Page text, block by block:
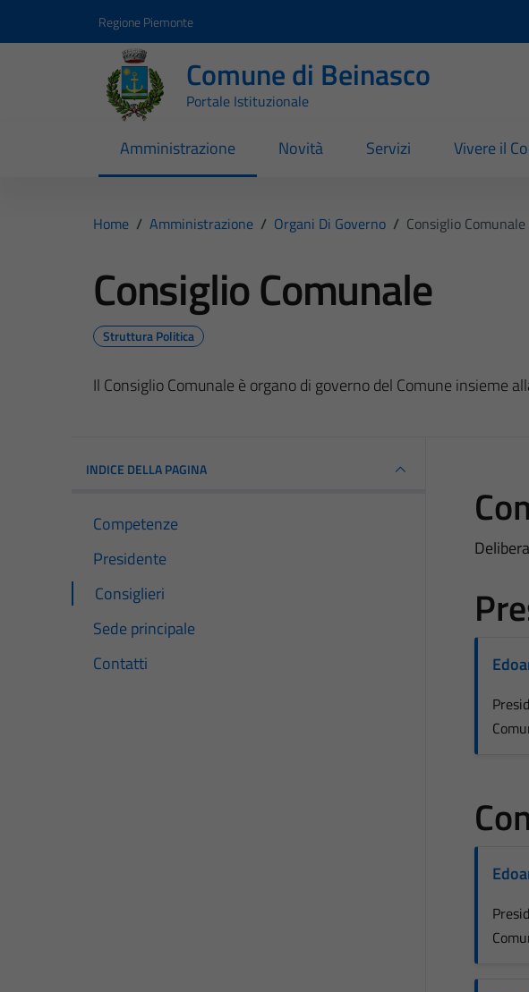
Regione Piemonte
Comune di Beinasco
Portale Istituzionale
Amministrazione Novità Servizi Vivere il
Home / Amministrazione / Organi Di Governo / Consiglio Comunale
Consiglio Comunale
Struttura Politica
Il Consiglio Comunale è organo di governo del Comune insieme
INDICE DELLA PAGINA
Competenze
Presidente
Consiglieri
Sede principale
Contatti